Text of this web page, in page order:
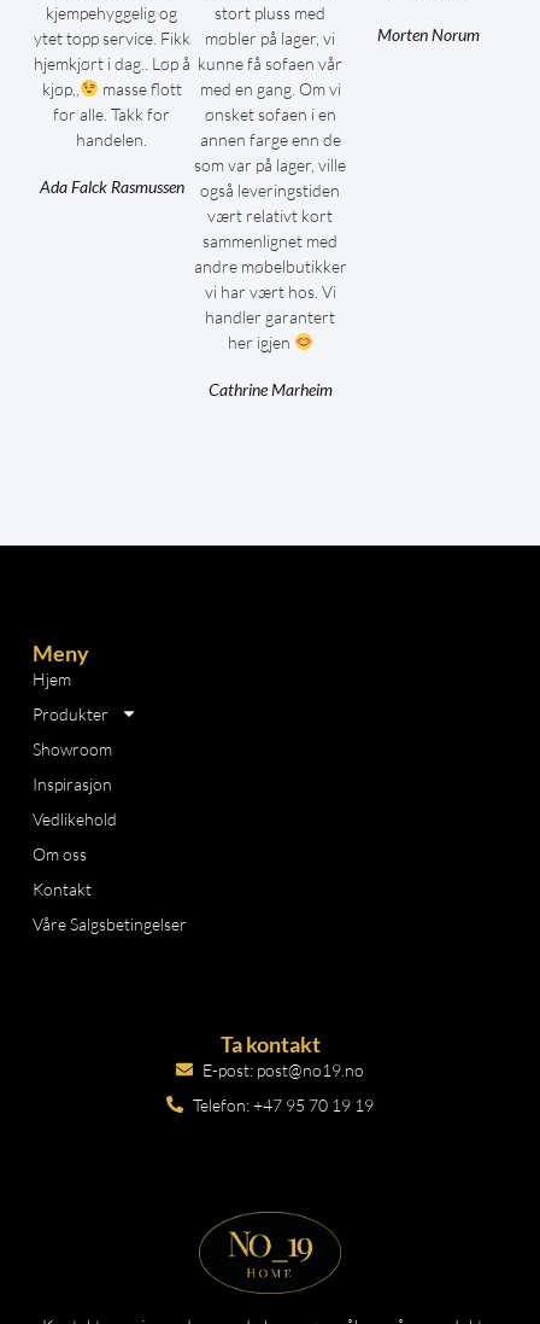
kjempehyggelig og
ytet topp service. Fikk
hjemkjørt i dag.. Løp å
kjøp,,
masse flott
for alle. Takk for
handelen.
Ada Falck Rasmussen
stort pluss med
møbler på lager, vi
kunne få sofaen vår
med en gang. Om vi
ønsket sofaen i en
annen farge enn de
som var på lager, ville
også leveringstiden
vært relativt kort
sammenlignet med
andre møbelbutikker
vi har vært hos. Vi
handler garantert
her igjen
Cathrine Marheim
Morten Norum
Meny
Hjem
Produkter
Showroom
Inspirasjon
Vedlikehold
Om oss
Kontakt
Våre Salgsbetingelser
Ta kontakt
E-post: post@no19.no
Telefon: +47 95 70 19 19